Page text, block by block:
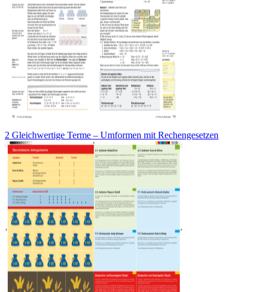
2 Gleichwertige Terme – Umformen mit Rechengesetzen